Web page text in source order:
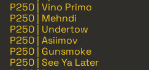
P250 | Vino Primo
P250 | Mehndi
P250 | Undertow
P250 | Asiimov
P250 | Gunsmoke
P250 | See Ya Later